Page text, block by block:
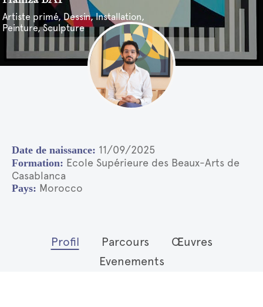
Artiste primé, Dessin, Installation,
Peinture, Sculpture
11/09/2025
Ecole Supérieure des Beaux-Arts de
Casablanca
Morocco
Profil Parcours
Œuvres
Evenements